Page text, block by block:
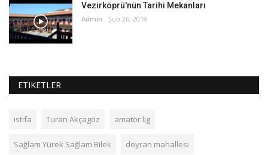
Vezirköprü'nün Tarihi Mekanları
Admin Şub 26, 2018
ETIKETLER
istifa Turan Akçagöz amatör lig
Sağlam Yürek Sağlam Bilek doyran mahallesi